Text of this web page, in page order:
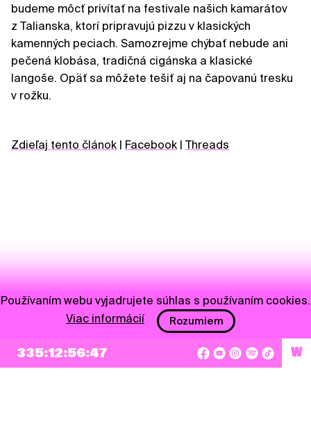
budeme môcť privítať na festivale našich kamarátov
z Talianska, ktorí pripravujú pizzu v klasických
kamenných peciach. Samozrejme chýbať nebude ani
pečená klobása, tradičná cigánska a klasické
langoše. Opäť sa môžete tešiť aj na čapovanú tresku
v rožku.
Zdieľaj tento článok Facebook Threads
NEWSLETTER
335:12:56:47 W
Používaním webu vyjadrujete súhlas s používaním cookies.
Viac informácií
Rozumiem